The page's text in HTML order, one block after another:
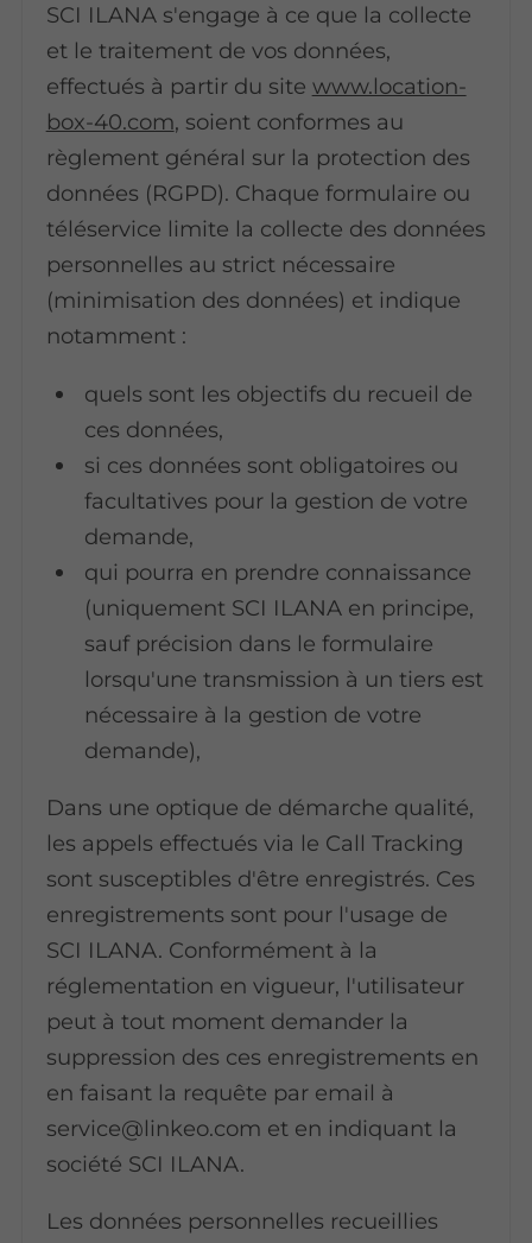
SCI ILANA s'engage à ce que la collecte
et le traitement de vos données,
effectués à partir du site www.location-
box-40.com, soient conformes au
règlement général sur la protection des
données (RGPD). Chaque formulaire ou
téléservice limite la collecte des données
personnelles au strict nécessaire
(minimisation des données) et indique
notamment :
quels sont les objectifs du recueil de
ces données,
si ces données sont obligatoires ou
facultatives pour la gestion de votre
demande,
qui pourra en prendre connaissance
(uniquement SCI ILANA en principe,
sauf précision dans le formulaire
lorsqu'une transmission à un tiers est
nécessaire à la gestion de votre
demande),
Dans une optique de démarche qualité,
les appels effectués via le Call Tracking
sont susceptibles d'être enregistrés. Ces
enregistrements sont pour l'usage de
SCI ILANA. Conformément à la
réglementation en vigueur, l'utilisateur
peut à tout moment demander la
suppression des ces enregistrements en
en faisant la requête par email à
service@linkeo.com et en indiquant la
société SCI ILANA.
Les données personnelles recueillies